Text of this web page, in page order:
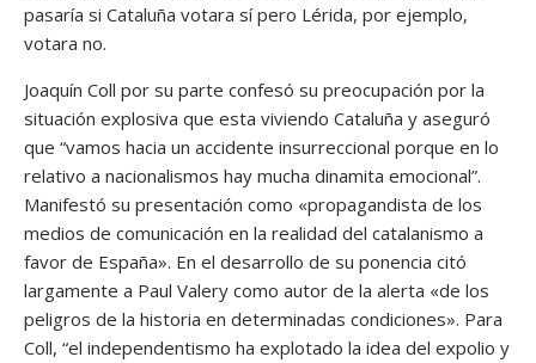
pasaría si Cataluña votara sí pero Lérida, por ejemplo,
votara no.
Joaquín Coll por su parte confesó su preocupación por la
situación explosiva que esta viviendo Cataluña y aseguró
que “vamos hacia un accidente insurreccional porque en lo
relativo a nacionalismos hay mucha dinamita emocional”.
Manifestó su presentación como «propagandista de los
medios de comunicación en la realidad del catalanismo a
favor de España». En el desarrollo de su ponencia citó
largamente a Paul Valery como autor de la alerta «de los
peligros de la historia en determinadas condiciones». Para
Coll, “el independentismo ha explotado la idea del expolio y